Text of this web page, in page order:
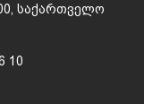
საქართველო
10